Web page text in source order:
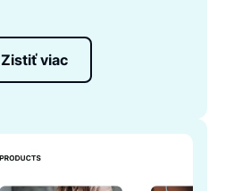
Zistiť viac